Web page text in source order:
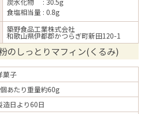
食塩相当量 0.8g
築野食品工業株式会社
和歌山県伊都郡かつらぎ町新田120-1
のしっとりマフィン(くるみ)
菓子
あたり重量約60g
造日より60日